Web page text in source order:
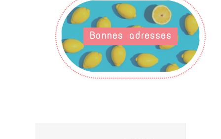
Bonnes adresses